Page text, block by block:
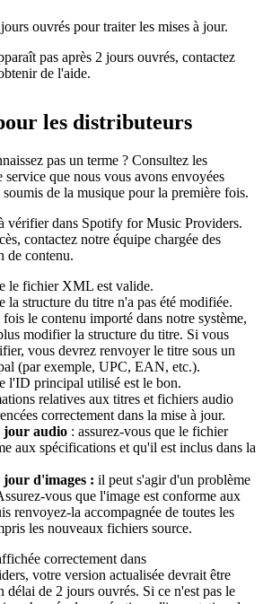
ouvrés pour traiter les mises à jour.
pas après 2 jours ouvrés, contactez
de l'aide.
les distributeurs
pas un terme ? Consultez les
service que nous vous avons envoyées
de la musique pour la première fois.
vérifier dans Spotify for Music Providers.
contactez notre équipe chargée des
de contenu.
le fichier XML est valide.
la structure du titre n'a pas été modifiée.
fois le contenu importé dans notre système,
modifier la structure du titre. Si vous
vous devrez renvoyer le titre sous un
(par exemple, UPC, EAN, etc.).
l'ID principal utilisé est le bon.
relatives aux titres et fichiers audio
correctement dans la mise à jour.
jour audio : assurez-vous que le fichier
aux spécifications et qu'il est inclus dans la
jour d'images : il peut s'agir d'un problème
vous que l'image est conforme aux
renvoyez-la accompagnée de toutes les
les nouveaux fichiers source.
correctement dans
votre version actualisée devrait être
délai de 2 jours ouvrés. Si ce n'est pas le